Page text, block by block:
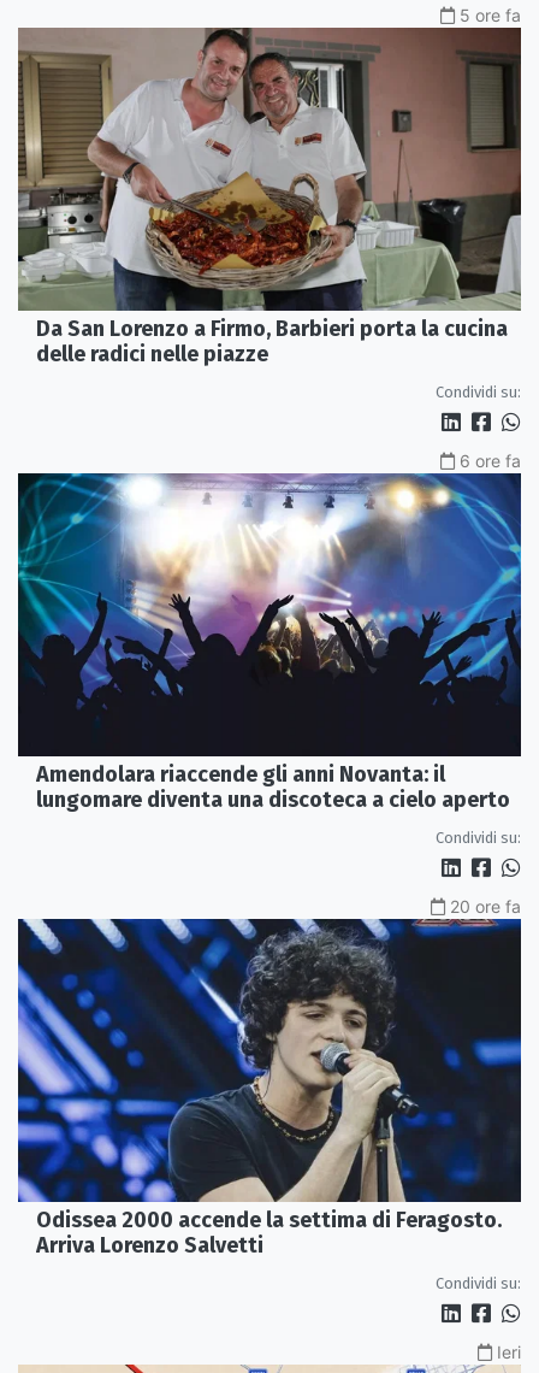
5 ore fa
Da San Lorenzo a Firmo, Barbieri porta la cucina
delle radici nelle piazze
Condividi su:
6 ore fa
Amendolara riaccende gli anni Novanta: il
lungomare diventa una discoteca a cielo aperto
Condividi su:
20 ore fa
Odissea 2000 accende la settima di Feragosto.
Arriva Lorenzo Salvetti
Condividi su:
Ieri